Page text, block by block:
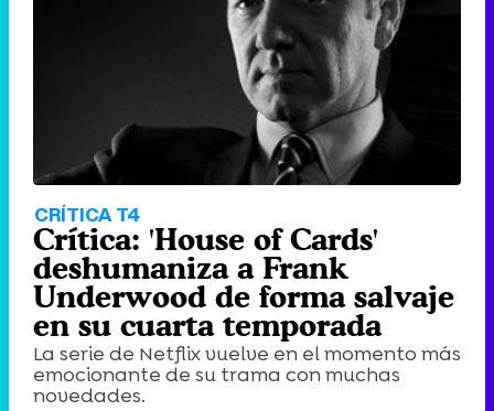
CRÍTICA T4
Crítica: 'House of Cards'
deshumaniza a Frank
Underwood de forma salvaje
en su cuarta temporada
La serie de Netflix vuelve en el momento más
emocionante de su trama con muchas
novedades.